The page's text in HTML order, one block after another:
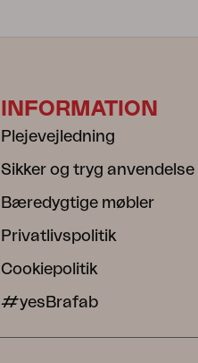
INFORMATION
Plejevejledning
Sikker og tryg anvendelse
Bæredygtige møbler
Privatlivspolitik
Cookiepolitik
#yesBrafab